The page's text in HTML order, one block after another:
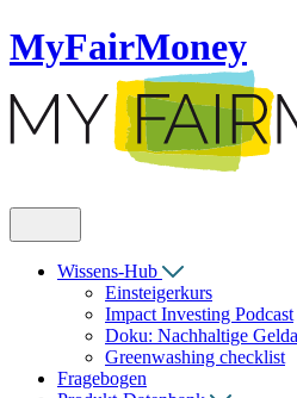
MyFairMoney
Wissens-Hub
Einsteigerkurs
Impact Investing Podcast
Doku: Nachhaltige
Greenwashing checklist
Fragebogen